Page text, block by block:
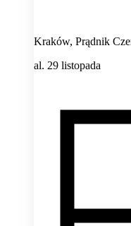
Kraków, Prądnik
al. 29 listopada